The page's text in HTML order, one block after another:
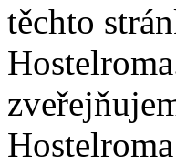
těchto